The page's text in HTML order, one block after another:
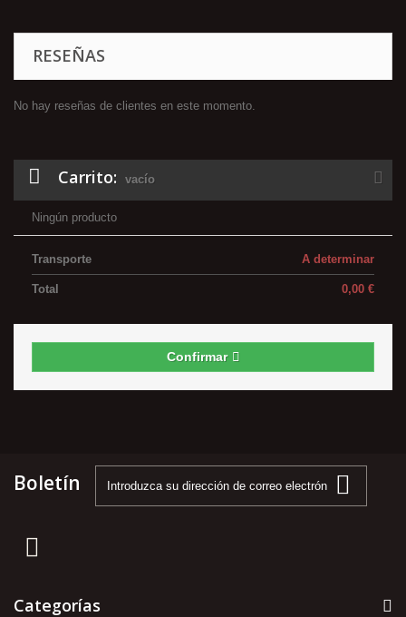
RESEÑAS
No hay reseñas de clientes en este momento.
Carrito: vacío
Ningún producto
A determinar
Transporte
0,00 €
Total
Confirmar
Boletín
Categorías